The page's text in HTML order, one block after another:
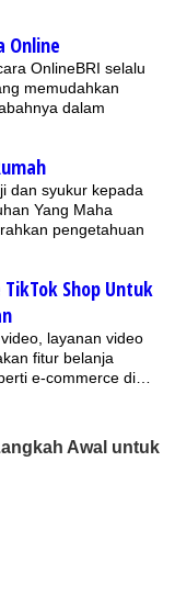
Online
OnlineBRI selalu
memudahkan
dalam
dan syukur kepada
Yang Maha
pengetahuan
Shop Untuk
layanan video
fitur belanja
e-commerce di…
Awal untuk